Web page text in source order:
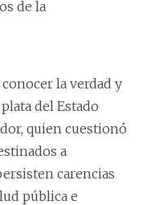
de la
la verdad y
del Estado
quien cuestionó
a
carencias
pública e